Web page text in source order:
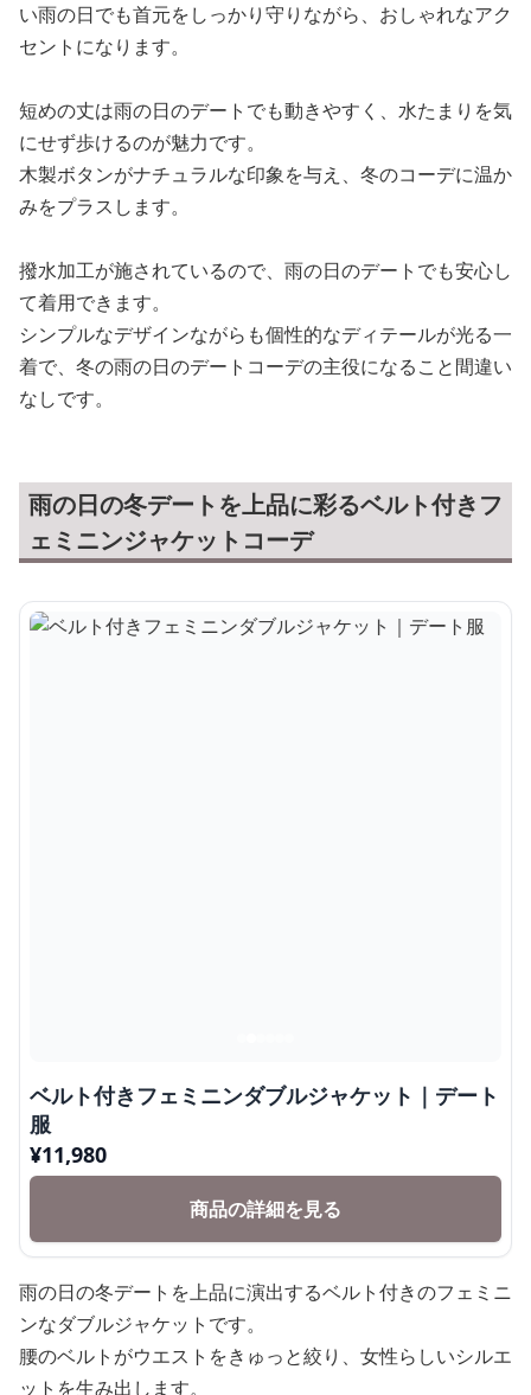
い雨の日でも首元をしっかり守りながら、おしゃれなアク
セントになります。
短めの丈は雨の日のデートでも動きやすく、水たまりを気
にせず歩けるのが魅力です。
木製ボタンがナチュラルな印象を与え、冬のコーデに温か
みをプラスします。
撥水加工が施されているので、雨の日のデートでも安心し
て着用できます。
シンプルなデザインながらも個性的なディテールが光る一
着で、冬の雨の日のデートコーデの主役になること間違い
なしです。
雨の日の冬デートを上品に彩るベルト付きフ
ェミニンジャケットコーデ
ベルト付きフェミニンダブルジャケット｜デート
服
¥11,980
商品の詳細を見る
雨の日の冬デートを上品に演出するベルト付きのフェミニ
ンなダブルジャケットです。
腰のベルトがウエストをきゅっと絞り、女性らしいシルエ
ットを生み出します。